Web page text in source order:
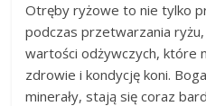
Otręby ryżowe to nie tylko
podczas przetwarzania
wartości odżywczych, które
zdrowie i kondycję koni.
minerały, stają się coraz